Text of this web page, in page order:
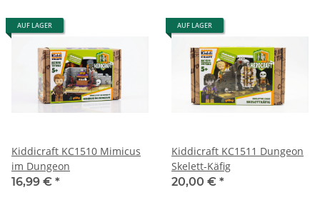
AUF LAGER
Kiddicraft KC1510 Mimicus
im Dungeon
16,99 € *
AUF LAGER
Kiddicraft KC1511 Dungeon
Skelett-Käfig
20,00 € *